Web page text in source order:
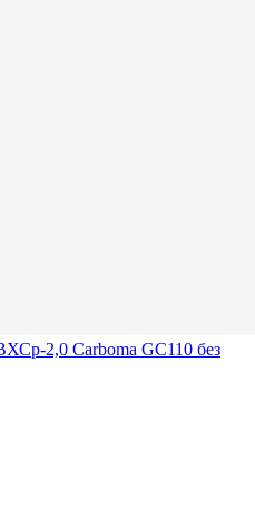
2,0 Carboma GC110 без